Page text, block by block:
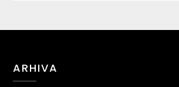
ARHIVA